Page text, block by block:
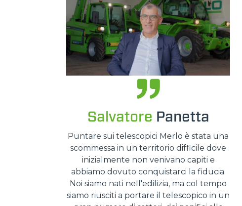
Salvatore Panetta
Puntare sui telescopici Merlo è stata una
scommessa in un territorio difficile dove
inizialmente non venivano capiti e
abbiamo dovuto conquistarci la fiducia.
Noi siamo nati nell'edilizia, ma col tempo
siamo riusciti a portare il telescopico in un